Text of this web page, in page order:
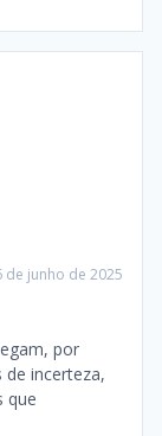
de junho de 2025
por
incerteza,
que